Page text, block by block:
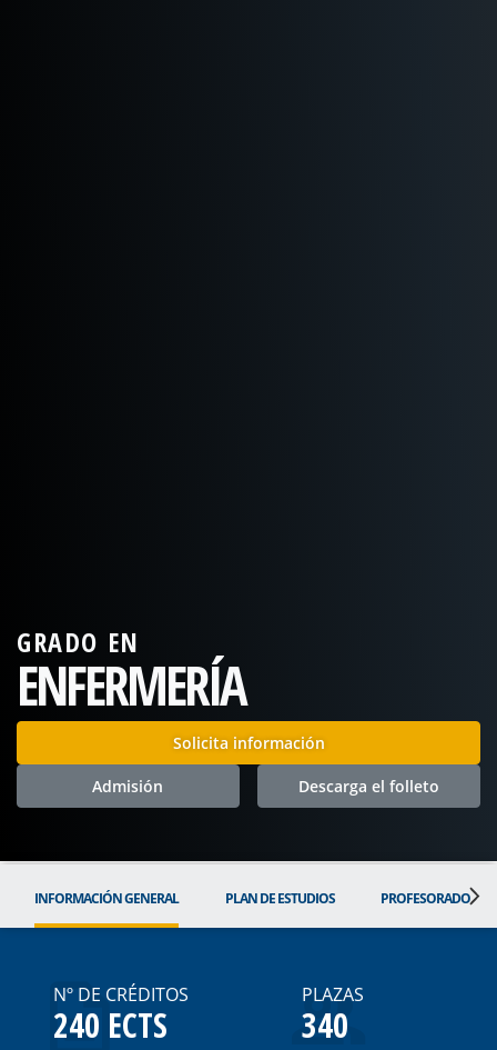
GRADO EN
ENFERMERÍA
Solicita información
Admisión Descarga el folleto
INFORMACIÓN GENERAL PLAN DE ESTUDIOS PROFESORADO
Nº DE CRÉDITOS
240 ECTS
PLAZAS
340